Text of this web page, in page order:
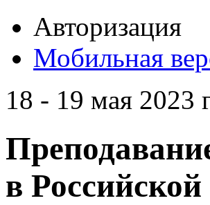
Авторизация
Мобильная
18 - 19 мая 2023
в